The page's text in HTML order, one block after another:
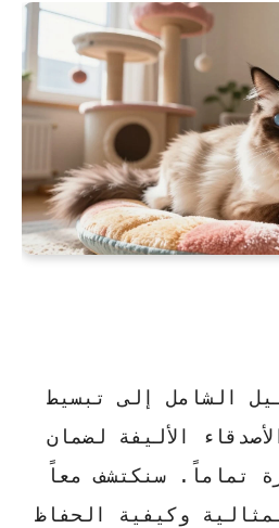
الشامل إلى تبسيط
الأليفة لضمان
تماماً. سنكتشف معاً
وكيفية الحفاظ